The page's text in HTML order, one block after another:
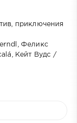
приключения
Феликс
Кейт Вудс /